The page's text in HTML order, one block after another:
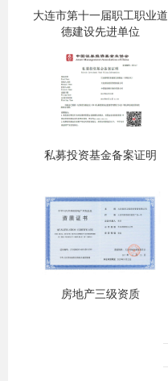
大连市第十一届职工职业道
德建设先进单位
私募投资基金备案证明
房地产三级资质